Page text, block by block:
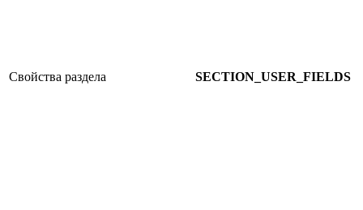
Свойства раздела SECTION_USER_FIELDS